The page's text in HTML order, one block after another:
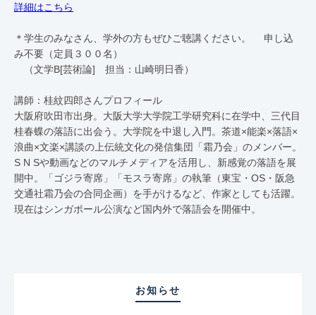
詳細はこちら
＊学生のみなさん、学外の方もぜひご聴講ください。 申し込
み不要（定員３００名）
（文学B[芸術論] 担当：山崎明日香）
講師：桂紋四郎さんプロフィール
⼤阪府吹⽥市出⾝。⼤阪⼤学⼤学院⼯学研究科に在学中、三代⽬
桂春蝶の落語に出会う。⼤学院を中退し⼊⾨。茶道×能楽×落語×
浪曲×⽂楽×講談の上伝統⽂化の発信集団「霜乃会」のメンバー。
S N Sや動画などのマルチメディアを活用し、新感覚の落語を展
開中。「ゴジラ寄席」「モスラ寄席」の執筆（東宝・OS・阪急
交通社霜乃会の合同企画）を手がけるなど、作家としても活躍。
現在はシンガポール公演など国内外で落語会を開催中。
お知らせ